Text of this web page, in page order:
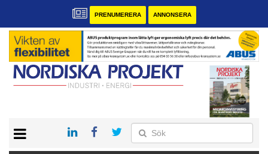
PRENUMERERA ANNONSERA